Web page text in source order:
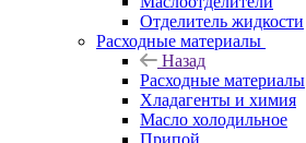
Отделитель жидкости
Расходные материалы
Назад
Расходные материалы
Хладагенты и химия
Масло холодильное
Припой